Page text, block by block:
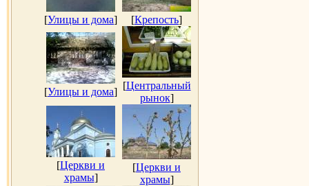
[Улицы и дома] [Крепость]
[Улицы и дома]
[Центральный
рынок]
[Церкви и
храмы]
[Церкви и
храмы]